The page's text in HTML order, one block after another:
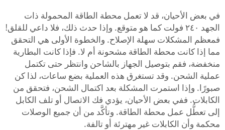
في بعض الأحيان، قد لا تعمل محطة الطاقة المحمولة ذات
الجهد ٢٤٠ فولت كما هو متوقع. وإذا حدث ذلك، فلا داعي للقلق!
فمعظم المشكلات سهلة الإصلاح. والخطوة الأولى هي التحقق
مما إذا كانت محطة الطاقة مشحونة أم لا. فإذا كانت البطارية
منخفضة، فقم بتوصيل الجهاز بالشاحن وانتظر حتى تكتمل
عملية الشحن. وقد تستغرق هذه العملية بضع ساعات، لذا كن
صبورًا. وإذا استمرت المشكلة بعد اكتمال الشحن، فتحقق من
الكابلات. ففي بعض الأحيان، يؤدي فك الاتصال أو تلف الكابل
إلى تعطُّل عمل محطة الطاقة. وتأكَّد من أن جميع الوصلات
محكمة وأن الكابلات غير مهترئة أو تالفة.